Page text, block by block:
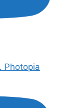
Photopia